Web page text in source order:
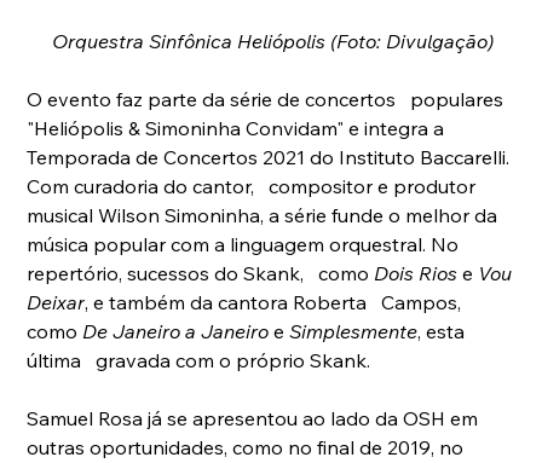
Orquestra Sinfônica Heliópolis (Foto: Divulgação)
O evento faz parte da série de concertos   populares
"Heliópolis & Simoninha Convidam" e integra a
Temporada de Concertos 2021 do Instituto Baccarelli.
Com curadoria do cantor,   compositor e produtor
musical Wilson Simoninha, a série funde o melhor da
música popular com a linguagem orquestral. No
repertório, sucessos do Skank,   como Dois Rios e Vou
Deixar, e também da cantora Roberta   Campos,
como De Janeiro a Janeiro e Simplesmente, esta
última   gravada com o próprio Skank.
Samuel Rosa já se apresentou ao lado da OSH em
outras oportunidades, como no final de 2019, no